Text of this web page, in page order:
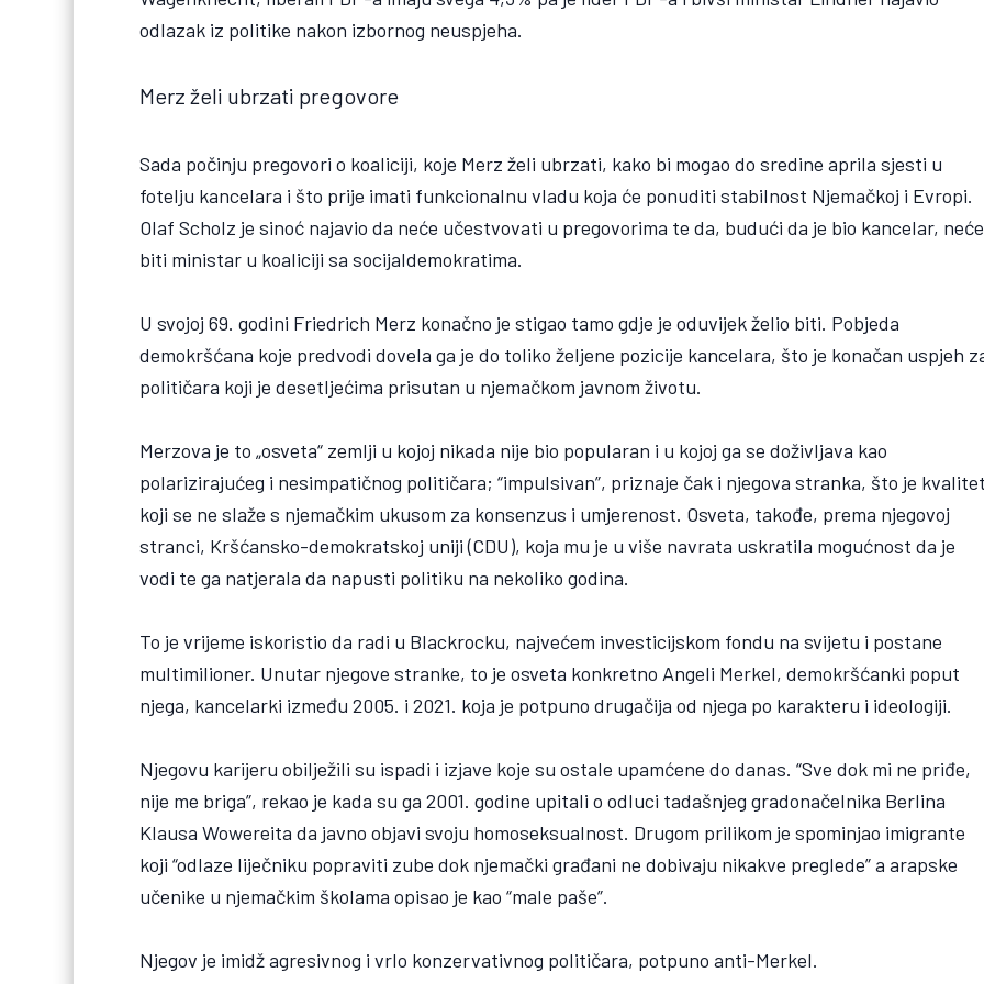
odlazak iz politike nakon izbornog neuspjeha.
Merz želi ubrzati pregovore
Sada počinju pregovori o koaliciji, koje Merz želi ubrzati, kako bi mogao do sredine aprila sjesti u
fotelju kancelara i što prije imati funkcionalnu vladu koja će ponuditi stabilnost Njemačkoj i Evropi.
Olaf Scholz je sinoć najavio da neće učestvovati u pregovorima te da, budući da je bio kancelar, neće
biti ministar u koaliciji sa socijaldemokratima.
U svojoj 69. godini Friedrich Merz konačno je stigao tamo gdje je oduvijek želio biti. Pobjeda
demokršćana koje predvodi dovela ga je do toliko željene pozicije kancelara, što je konačan uspjeh
političara koji je desetljećima prisutan u njemačkom javnom životu.
Merzova je to „osveta“ zemlji u kojoj nikada nije bio popularan i u kojoj ga se doživljava kao
polarizirajućeg i nesimpatičnog političara; “impulsivan”, priznaje čak i njegova stranka, što je kvalitet
koji se ne slaže s njemačkim ukusom za konsenzus i umjerenost. Osveta, takođe, prema njegovoj
stranci, Kršćansko-demokratskoj uniji (CDU), koja mu je u više navrata uskratila mogućnost da je
vodi te ga natjerala da napusti politiku na nekoliko godina.
To je vrijeme iskoristio da radi u Blackrocku, najvećem investicijskom fondu na svijetu i postane
multimilioner. Unutar njegove stranke, to je osveta konkretno Angeli Merkel, demokršćanki poput
njega, kancelarki između 2005. i 2021. koja je potpuno drugačija od njega po karakteru i ideologiji.
Njegovu karijeru obilježili su ispadi i izjave koje su ostale upamćene do danas. “Sve dok mi ne priđe,
nije me briga”, rekao je kada su ga 2001. godine upitali o odluci tadašnjeg gradonačelnika Berlina
Klausa Wowereita da javno objavi svoju homoseksualnost. Drugom prilikom je spominjao imigrante
koji “odlaze liječniku popraviti zube dok njemački građani ne dobivaju nikakve preglede” a arapske
učenike u njemačkim školama opisao je kao “male paše”.
Njegov je imidž agresivnog i vrlo konzervativnog političara, potpuno anti-Merkel.